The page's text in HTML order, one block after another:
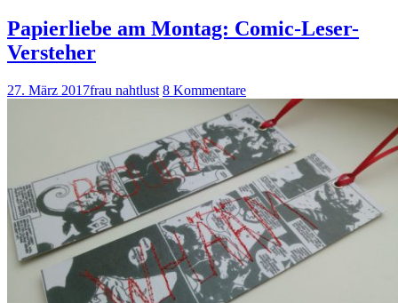
Papierliebe am Montag: Comic-Leser-
Versteher
27. März 2017frau nahtlust 8 Kommentare